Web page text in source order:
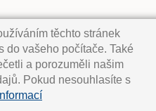
těchto stránek
do vašeho počítače. Také
a porozuměli našim
Pokud nesouhlasíte s